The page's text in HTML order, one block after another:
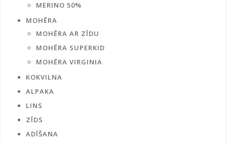
MERINO 50%
MOHĒRA
MOHĒRA AR ZĪDU
MOHĒRA SUPERKID
MOHĒRA VIRGINIA
KOKVILNA
ALPAKA
LINS
ZĪDS
ADĪŠANA